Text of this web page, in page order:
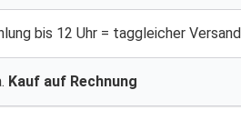
bis 12 Uhr = taggleicher Versand
Kauf auf Rechnung